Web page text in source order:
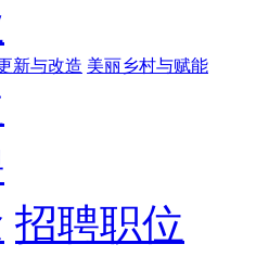
新与改造 美丽乡村与赋能
招聘职位